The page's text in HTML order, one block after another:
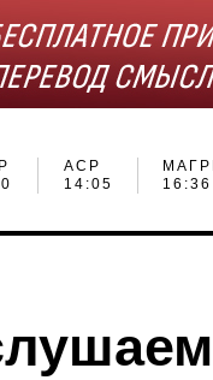
АСР
14:05
16:36